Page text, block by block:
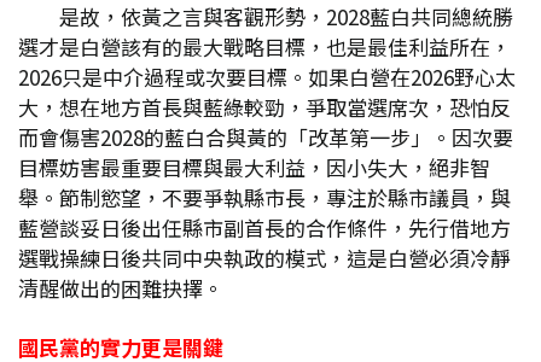
是故，依黃之言與客觀形勢，2028藍白共同總統勝
選才是白營該有的最大戰略目標，也是最佳利益所在，
2026只是中介過程或次要目標。如果白營在2026野心太
大，想在地方首長與藍綠較勁，爭取當選席次，恐怕反
而會傷害2028的藍白合與黃的「改革第一步」。因次要
目標妨害最重要目標與最大利益，因小失大，絕非智
舉。節制慾望，不要爭執縣市長，專注於縣市議員，與
藍營談妥日後出任縣市副首長的合作條件，先行借地方
選戰操練日後共同中央執政的模式，這是白營必須冷靜
清醒做出的困難抉擇。
國民黨的實力更是關鍵